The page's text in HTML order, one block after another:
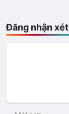
Đăng nhận xét